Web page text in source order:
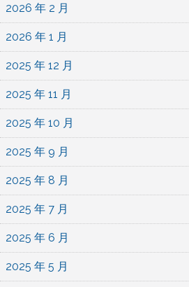
2026 年 2 月
2026 年 1 月
2025 年 12 月
2025 年 11 月
2025 年 10 月
2025 年 9 月
2025 年 8 月
2025 年 7 月
2025 年 6 月
2025 年 5 月